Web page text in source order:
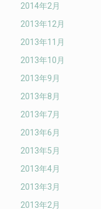
2014年2月
2013年12月
2013年11月
2013年10月
2013年9月
2013年8月
2013年7月
2013年6月
2013年5月
2013年4月
2013年3月
2013年2月